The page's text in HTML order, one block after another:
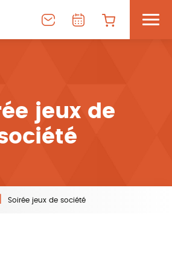
jeux de
Soirée jeux de société